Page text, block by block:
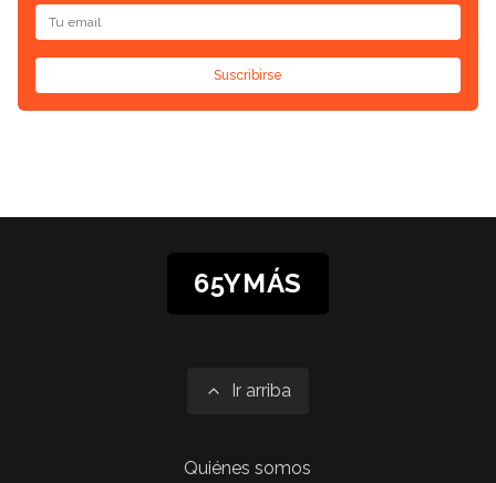
Suscribirse
65YMÁS
Ir arriba
Quiénes somos